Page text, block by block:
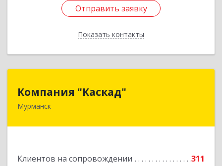
Отправить заявку
Показать контакты
Отправить заявку
Назад
Компания "Каскад"
Мурманск
Клиентов на сопровождении
311
183038, Мурманская обл, Мурманск г, Бабикова